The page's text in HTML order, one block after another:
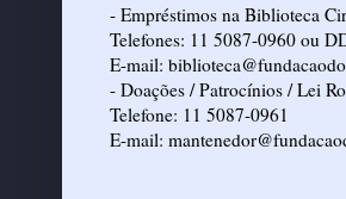
- Empréstimos na Biblioteca
Telefones: 11 5087-0960 ou
E-mail:
- Doações / Patrocínios / Lei
Telefone: 11 5087-0961
E-mail: